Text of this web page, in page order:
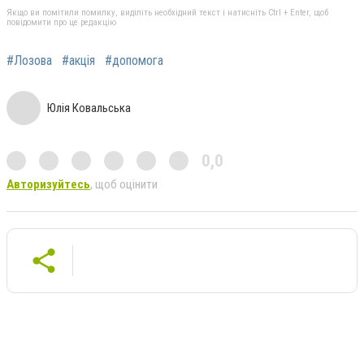
Якщо ви помітили помилку, виділіть необхідний текст і натисніть Ctrl + Enter, щоб
повідомити про це редакцію
#Лозова #акція #допомога
Юлія Ковальська
0,0
Авторизуйтесь, щоб оцінити